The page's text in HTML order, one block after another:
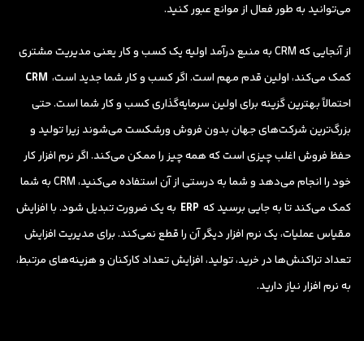
می‌توانید به طور فعال از موانع عبور کنید.
از آنجایی که CRM به منبع درآمد اولیه یک کسب و کار یعنی مدیریت مشتری
کمک می‌کند، اولین قدم مهم است. اگر کسب و کار شما جدید است، CRM
احتمالاً بهترین گزینه برای اولین سرمایه‌گذاری کسب و کار شما است. حتی
بزرگ‌ترین شرکت‌های جهان بدون فروش ورشکست می‌شوند زیرا تولید و
حفظ فروش اغلب چیزی است که همه چیز را ممکن می‌کند. اگر نرم افزار کار
خود را انجام می‌دهد و شما به درستی از آن استفاده می‌کنید، CRM به شما
کمک می‌کند تا به جایی برسید که ERP به یک ضرورت تبدیل شود. با افزایش
مقیاس عملیات، یک نرم افزار دیگر آن را قطع نمی‌کند. برای مدیریت افزایش
تعداد تراکنش‌ها در خرید، تولید، افزایش تعداد کارکنان و هزینه‌های مرتبط،
به نرم افزار نیاز دارید.